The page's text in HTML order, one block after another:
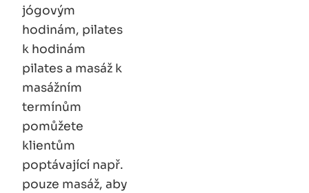
jógovým
hodinám, pilates
k hodinám
pilates a masáž k
masážním
termínům
pomůžete
klientům
poptávající např.
pouze masáž, aby